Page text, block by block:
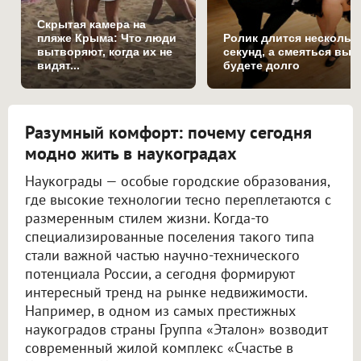
Скрытая камера на
пляже Крыма: Что люди
вытворяют, когда их не
видят...
Ролик длится
секунд, а смеяться вы
будете долго
Разумный комфорт: почему сегодня
модно жить в наукоградах
Наукограды — особые городские образования,
где высокие технологии тесно переплетаются с
размеренным стилем жизни. Когда-то
специализированные поселения такого типа
стали важной частью научно-технического
потенциала России, а сегодня формируют
интересный тренд на рынке недвижимости.
Например, в одном из самых престижных
наукоградов страны Группа «Эталон» возводит
современный жилой комплекс «Счастье в